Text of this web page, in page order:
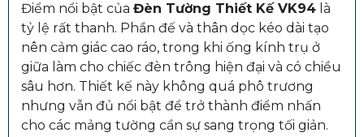
Điểm nổi bật của Đèn Tường Thiết Kế VK94 là
tỷ lệ rất thanh. Phần đế và thân dọc kéo dài tạo
nên cảm giác cao ráo, trong khi ống kính trụ ở
giữa làm cho chiếc đèn trông hiện đại và có chiều
sâu hơn. Thiết kế này không quá phô trương
nhưng vẫn đủ nổi bật để trở thành điểm nhấn
cho các mảng tường cần sự sang trọng tối giản.